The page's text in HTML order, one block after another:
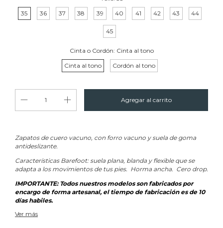
35
36 37 38 39 40 41 42 43 44
45
Cinta o Cordón: Cinta al tono
Cinta al tono
Cordón al tono
Zapatos de cuero vacuno, con forro vacuno y suela de goma
antideslizante.
Características Barefoot: suela plana, blanda y flexible que se
adapta a los movimientos de tus pies. Horma ancha. Cero drop.
IMPORTANTE: Todos nuestros modelos son fabricados por
encargo de forma artesanal, el tiempo de fabricación es de 10
días habiles.
Nota: En caso de elegir color bordó, violeta o visón, la cinta será
Ver más